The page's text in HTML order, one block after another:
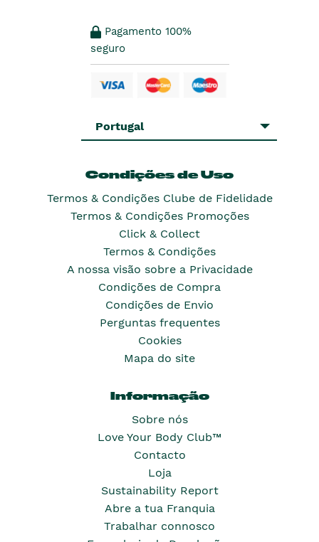
Pagamento 100%
seguro
Portugal
Condições de Uso
Termos & Condições Clube de Fidelidade
Termos & Condições Promoções
Click & Collect
Termos & Condições
A nossa visão sobre a Privacidade
Condições de Compra
Condições de Envio
Perguntas frequentes
Cookies
Mapa do site
Informação
Sobre nós
Love Your Body Club™
Contacto
Loja
Sustainability Report
Abre a tua Franquia
Trabalhar connosco